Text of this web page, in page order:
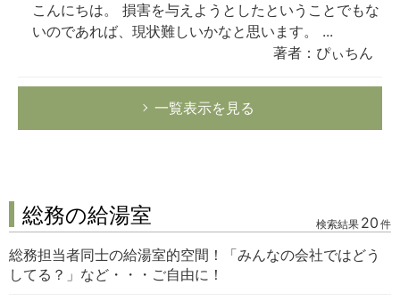
こんにちは。 損害を与えようとしたということでもな
いのであれば、現状難しいかなと思います。 ...
著者：ぴぃちん
一覧表示を見る
総務の給湯室 検索結果 20 件
総務担当者同士の給湯室的空間！「みんなの会社ではどう
してる？」など・・・ご自由に！